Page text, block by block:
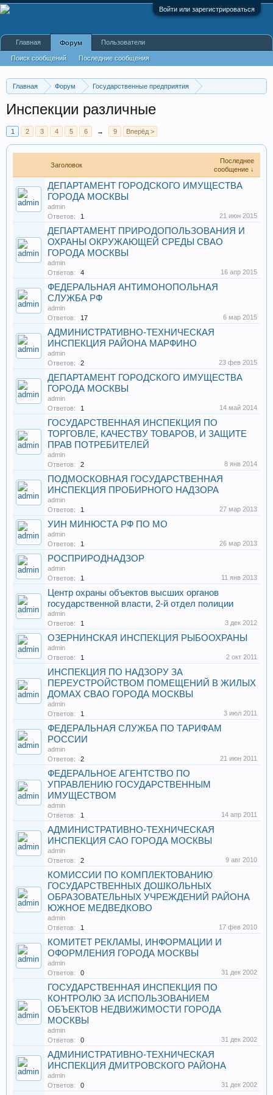
Войти или зарегистрироваться
Главная Форум
Государственные предприятия
Инспекции различные
1 2 3 4 5 6 → 9 Вперёд >
Заголовок
Последнее
сообщение ↓
ДЕПАРТАМЕНТ ГОРОДСКОГО ИМУЩЕСТВА
ГОРОДА МОСКВЫ
admin
Ответов:
1 21 июн 2015
ДЕПАРТАМЕНТ ПРИРОДОПОЛЬЗОВАНИЯ И
ОХРАНЫ ОКРУЖАЮЩЕЙ СРЕДЫ СВАО
ГОРОДА МОСКВЫ
admin
Ответов:
4 16 апр 2015
ФЕДЕРАЛЬНАЯ АНТИМОНОПОЛЬНАЯ
СЛУЖБА РФ
admin
Ответов:
17 6 мар 2015
АДМИНИСТРАТИВНО-ТЕХНИЧЕСКАЯ
ИНСПЕКЦИЯ РАЙОНА МАРФИНО
admin
Ответов:
2 23 фев 2015
ДЕПАРТАМЕНТ ГОРОДСКОГО ИМУЩЕСТВА
ГОРОДА МОСКВЫ
admin
Ответов:
1 14 май 2014
ГОСУДАРСТВЕННАЯ ИНСПЕКЦИЯ ПО
ТОРГОВЛЕ, КАЧЕСТВУ ТОВАРОВ, И ЗАЩИТЕ
ПРАВ ПОТРЕБИТЕЛЕЙ
admin
Ответов:
2 8 янв 2014
ПОДМОСКОВНАЯ ГОСУДАРСТВЕННАЯ
ИНСПЕКЦИЯ ПРОБИРНОГО НАДЗОРА
admin
Ответов:
1 27 мар 2013
УИН МИНЮСТА РФ ПО МО
admin
Ответов:
1 26 мар 2013
РОСПРИРОДНАДЗОР
admin
Ответов:
1 11 янв 2013
Центр охраны объектов высших органов
государственной власти, 2-й отдел полиции
admin
Ответов:
1 3 дек 2012
ОЗЕРНИНСКАЯ ИНСПЕКЦИЯ РЫБООХРАНЫ
admin
Ответов:
1 2 окт 2011
ИНСПЕКЦИЯ ПО НАДЗОРУ ЗА
ПЕРЕУСТРОЙСТВОМ ПОМЕЩЕНИЙ В ЖИЛЫХ
ДОМАХ СВАО ГОРОДА МОСКВЫ
admin
Ответов:
1 3 июл 2011
ФЕДЕРАЛЬНАЯ СЛУЖБА ПО ТАРИФАМ
РОССИИ
admin
Ответов:
2 21 июн 2011
ФЕДЕРАЛЬНОЕ АГЕНТСТВО ПО
УПРАВЛЕНИЮ ГОСУДАРСТВЕННЫМ
ИМУЩЕСТВОМ
admin
Ответов:
1 14 апр 2011
АДМИНИСТРАТИВНО-ТЕХНИЧЕСКАЯ
ИНСПЕКЦИЯ САО ГОРОДА МОСКВЫ
admin
Ответов:
2 9 авг 2010
КОМИССИИ ПО КОМПЛЕКТОВАНИЮ
ГОСУДАРСТВЕННЫХ ДОШКОЛЬНЫХ
ОБРАЗОВАТЕЛЬНЫХ УЧРЕЖДЕНИЙ РАЙОНА
ЮЖНОЕ МЕДВЕДКОВО
admin
Ответов:
1 17 фев 2010
КОМИТЕТ РЕКЛАМЫ, ИНФОРМАЦИИ И
ОФОРМЛЕНИЯ ГОРОДА МОСКВЫ
admin
Ответов:
0 31 дек 2002
ГОСУДАРСТВЕННАЯ ИНСПЕКЦИЯ ПО
КОНТРОЛЮ ЗА ИСПОЛЬЗОВАНИЕМ
ОБЪЕКТОВ НЕДВИЖИМОСТИ ГОРОДА
МОСКВЫ
admin
Ответов:
0 31 дек 2002
АДМИНИСТРАТИВНО-ТЕХНИЧЕСКАЯ
ИНСПЕКЦИЯ ДМИТРОВСКОГО РАЙОНА
admin
Ответов:
0 31 дек 2002
Главная Форум
Поиск сообщений Последние сообщения
Пользователи